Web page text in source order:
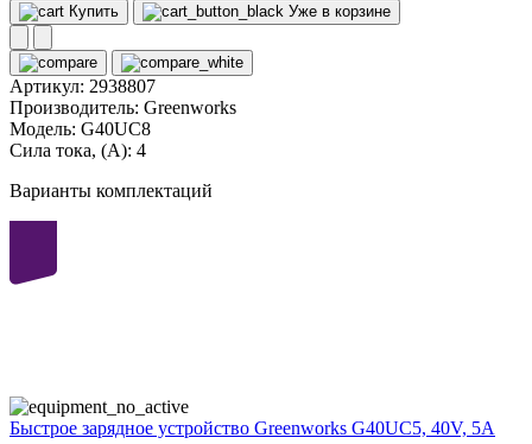
Купить Уже в корзине
Артикул: 2938807
Производитель: Greenworks
Модель: G40UC8
Сила тока, (А): 4
Варианты комплектаций
Быстрое зарядное устройство Greenworks G40UC5, 40V, 5А